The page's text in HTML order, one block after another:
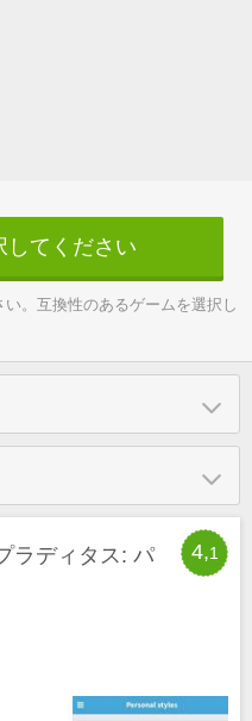
してください
。互換性のあるゲームを選択し
4,1
ラディタス: パ